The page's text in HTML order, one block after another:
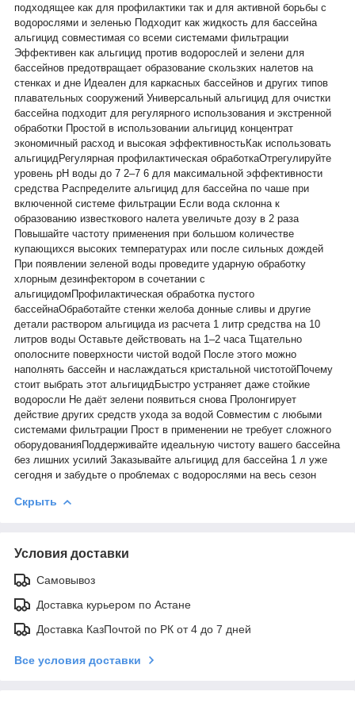
подходящее как для профилактики так и для активной борьбы с
водорослями и зеленью Подходит как жидкость для бассейна
альгицид совместимая со всеми системами фильтрации
Эффективен как альгицид против водорослей и зелени для
бассейнов предотвращает образование скользких налетов на
стенках и дне Идеален для каркасных бассейнов и других типов
плавательных сооружений Универсальный альгицид для очистки
бассейна подходит для регулярного использования и экстренной
обработки Простой в использовании альгицид концентрат
экономичный расход и высокая эффективностьКак использовать
альгицидРегулярная профилактическая обработкаОтрегулируйте
уровень pH воды до 7 2–7 6 для максимальной эффективности
средства Распределите альгицид для бассейна по чаше при
включенной системе фильтрации Если вода склонна к
образованию известкового налета увеличьте дозу в 2 раза
Повышайте частоту применения при большом количестве
купающихся высоких температурах или после сильных дождей
При появлении зеленой воды проведите ударную обработку
хлорным дезинфектором в сочетании с
альгицидомПрофилактическая обработка пустого
бассейнаОбработайте стенки желоба донные сливы и другие
детали раствором альгицида из расчета 1 литр средства на 10
литров воды Оставьте действовать на 1–2 часа Тщательно
ополосните поверхности чистой водой После этого можно
наполнять бассейн и наслаждаться кристальной чистотойПочему
стоит выбрать этот альгицидБыстро устраняет даже стойкие
водоросли Не даёт зелени появиться снова Пролонгирует
действие других средств ухода за водой Совместим с любыми
системами фильтрации Прост в применении не требует сложного
оборудованияПоддерживайте идеальную чистоту вашего бассейна
без лишних усилий Заказывайте альгицид для бассейна 1 л уже
сегодня и забудьте о проблемах с водорослями на весь сезон
Скрыть
Условия доставки
Самовывоз
Доставка курьером по Астане
Доставка КазПочтой по РК от 4 до 7 дней
Все условия доставки